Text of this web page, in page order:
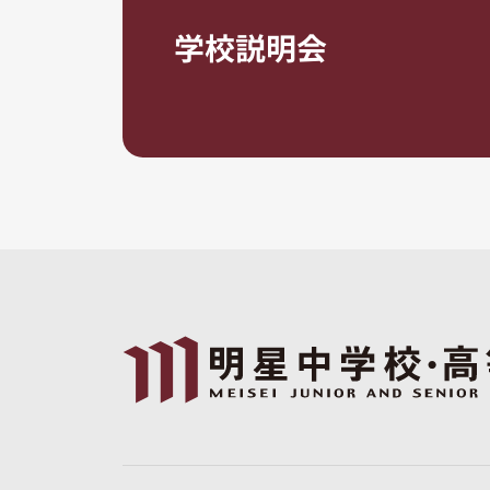
学校説明会